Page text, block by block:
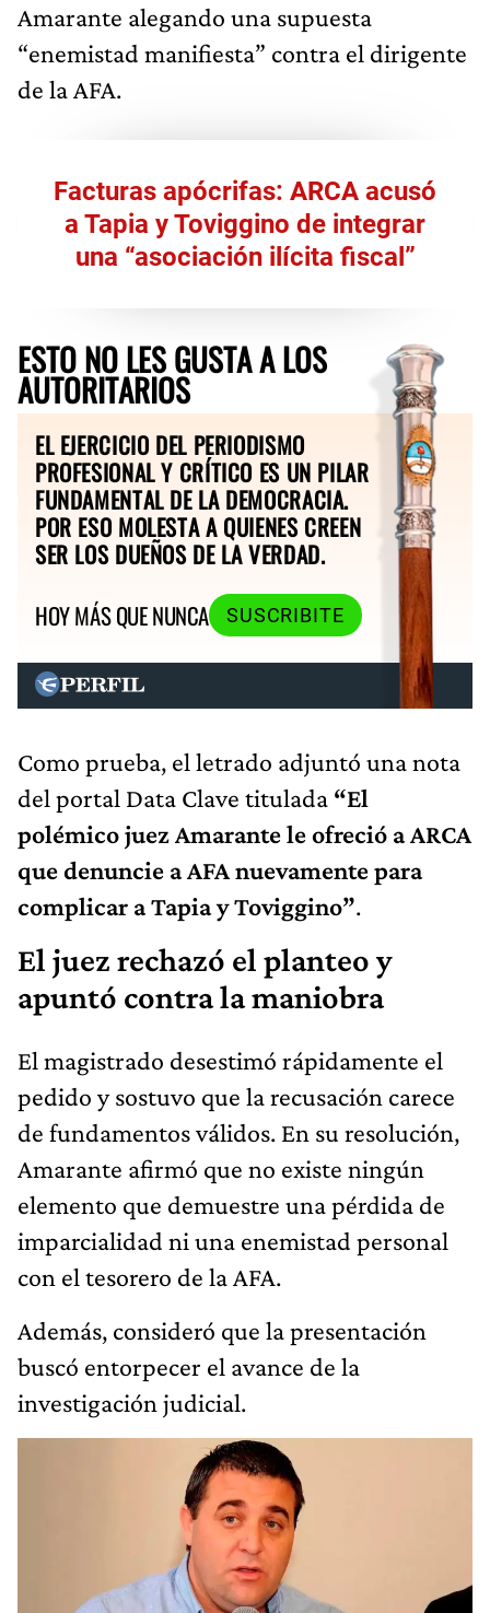
Amarante alegando una supuesta
“enemistad manifiesta” contra el dirigente
de la AFA.
Facturas apócrifas: ARCA acusó
a Tapia y Toviggino de integrar
una “asociación ilícita fiscal”
ESTO NO LES GUSTA A LOS
AUTORITARIOS
EL EJERCICIO DEL PERIODISMO
PROFESIONAL Y CRÍTICO ES UN PILAR
FUNDAMENTAL DE LA DEMOCRACIA.
POR ESO MOLESTA A QUIENES CREEN
SER LOS DUEÑOS DE LA VERDAD.
HOY MÁS QUE NUNCA
SUSCRIBITE
Como prueba, el letrado adjuntó una nota
del portal Data Clave titulada “El
polémico juez Amarante le ofreció a ARCA
que denuncie a AFA nuevamente para
complicar a Tapia y Toviggino”.
El juez rechazó el planteo y
apuntó contra la maniobra
El magistrado desestimó rápidamente el
pedido y sostuvo que la recusación carece
de fundamentos válidos. En su resolución,
Amarante afirmó que no existe ningún
elemento que demuestre una pérdida de
imparcialidad ni una enemistad personal
con el tesorero de la AFA.
Además, consideró que la presentación
buscó entorpecer el avance de la
investigación judicial.